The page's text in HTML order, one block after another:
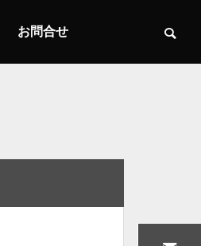
お問合せ